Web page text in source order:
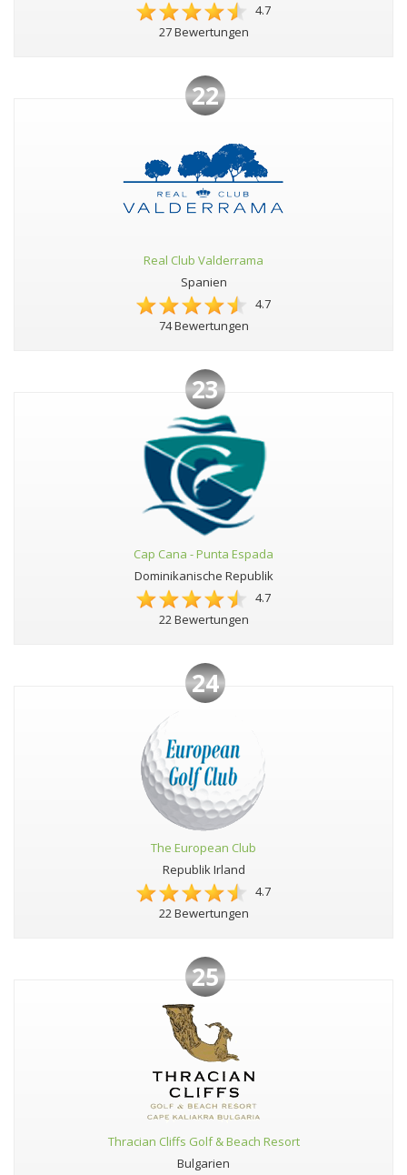
4.7
27 Bewertungen
22
Real Club Valderrama
Spanien
4.7
74 Bewertungen
23
Cap Cana - Punta Espada
Dominikanische Republik
4.7
22 Bewertungen
24
The European Club
Republik Irland
4.7
22 Bewertungen
25
Thracian Cliffs Golf & Beach Resort
Bulgarien